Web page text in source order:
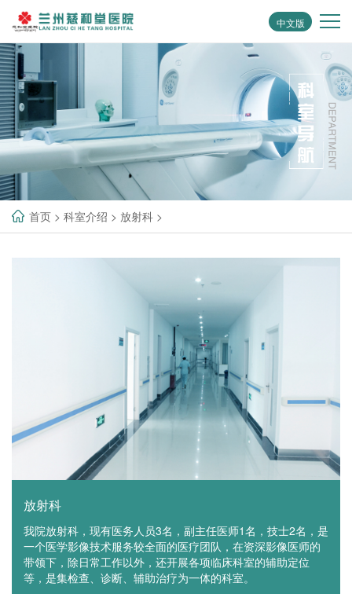
中文版
首页 > 科室介绍 > 放射科 >
放射科
我院放射科，现有医务人员3名，副主任医师1名，技士2名，是
一个医学影像技术服务较全面的医疗团队，在资深影像医师的
带领下，除日常工作以外，还开展各项临床科室的辅助定位
等，是集检查、诊断、辅助治疗为一体的科室。